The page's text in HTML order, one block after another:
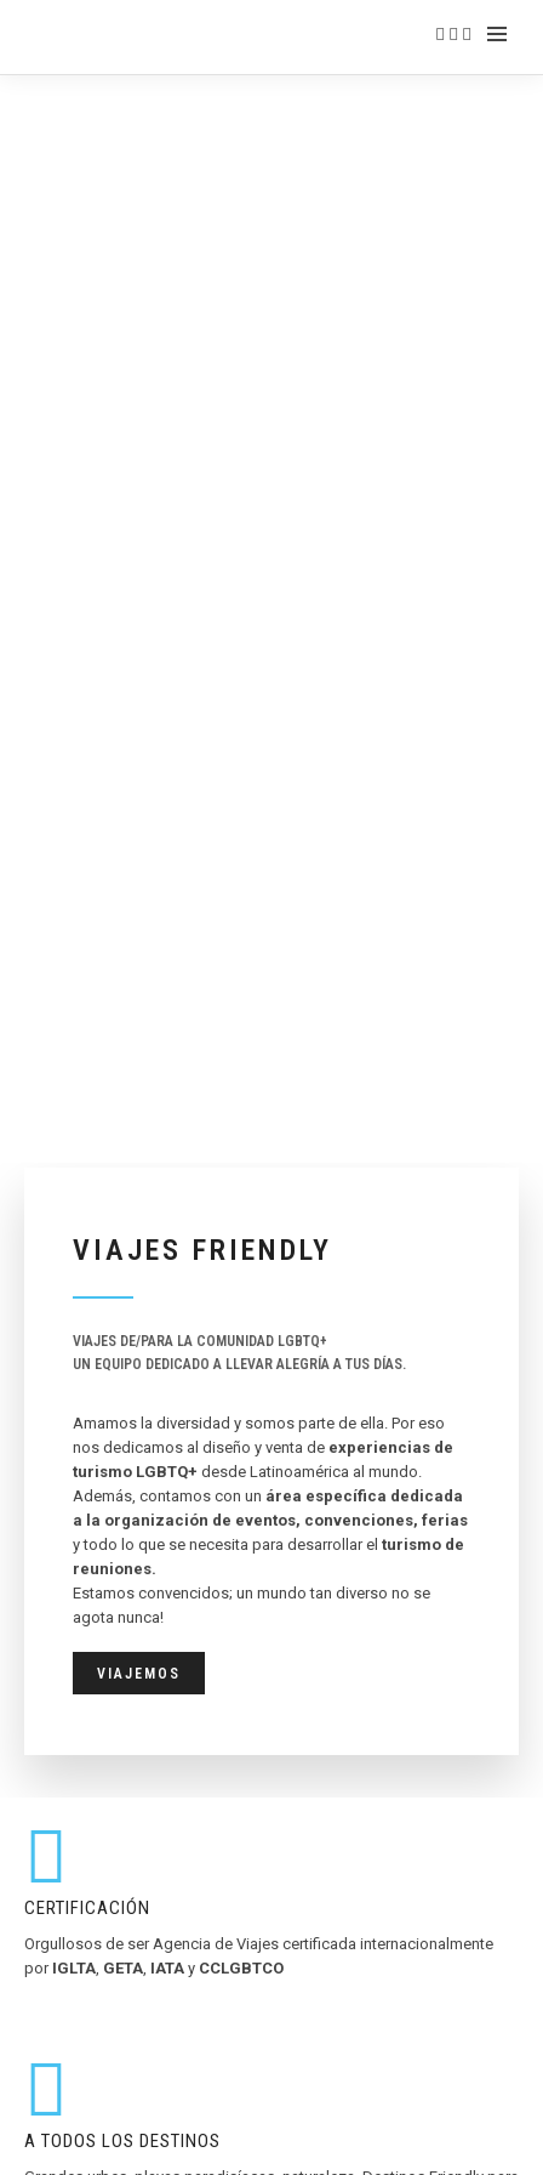
VIAJES FRIENDLY
VIAJES DE/PARA LA COMUNIDAD LGBTQ+
UN EQUIPO DEDICADO A LLEVAR ALEGRÍA A TUS DÍAS.
Amamos la diversidad y somos parte de ella. Por eso
nos dedicamos al diseño y venta de experiencias de
turismo LGBTQ+ desde Latinoamérica al mundo.
Además, contamos con un área específica dedicada
a la organización de eventos, convenciones, ferias
y todo lo que se necesita para desarrollar el turismo de
reuniones.
Estamos convencidos; un mundo tan diverso no se
agota nunca!
VIAJEMOS
CERTIFICACIÓN
Orgullosos de ser Agencia de Viajes certificada internacionalmente
por IGLTA GETA IATA y CCLGBTCO
A TODOS LOS DESTINOS